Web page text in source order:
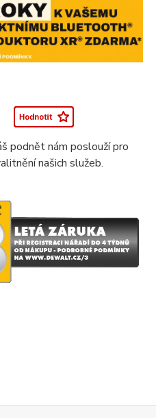
podnět nám poslouží pro
našich služeb.